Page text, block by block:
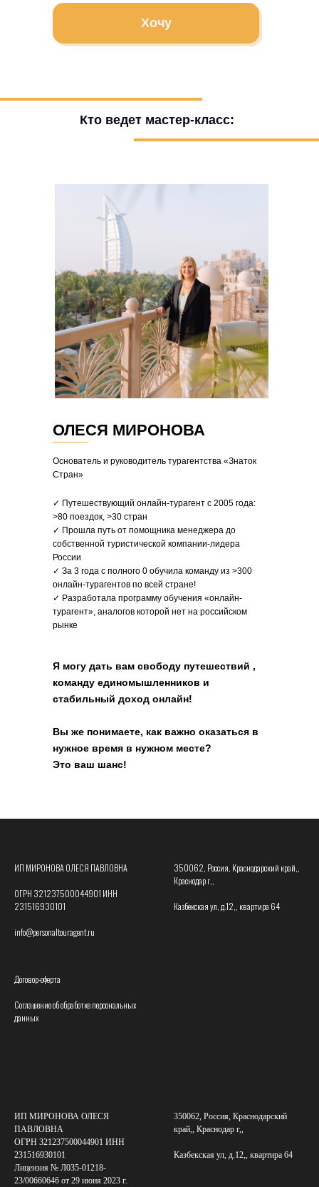
Хочу
Кто ведет мастер-класс:
ОЛЕСЯ МИРОНОВА
✓ Путешествующий онлайн-турагент с 2005 года:
>80 поездок, >30 стран
✓ Прошла путь от помощника менеджера до
собственной туристической компании-лидера
России
✓ За 3 года с полного 0 обучила команду из >300
онлайн-турагентов по всей стране!
✓ Разработала программу обучения «онлайн-
турагент», аналогов которой нет на российском
рынке
Основатель и руководитель турагентства «Знаток
Стран»
Я могу дать вам свободу путешествий ,
команду единомышленников и
стабильный доход онлайн!
Вы же понимаете, как важно оказаться в
нужное время в нужном месте?
Это ваш шанс!
ИП МИРОНОВА ОЛЕСЯ ПАВЛОВНА
ОГРН 321237500044901 ИНН
231516930101
info@personaltouragent.ru
350062, Россия, Краснодарский край,,
Краснодар г,,
Казбекская ул, д.12,, квартира 64
Договор-оферта
Соглашение об обработке персональных
данных
ИП МИРОНОВА ОЛЕСЯ
ПАВЛОВНА
ОГРН 321237500044901 ИНН
231516930101
Лицензия № Л035-01218-
23/00660646 от 29 июня 2023 г.
350062, Россия, Краснодарский
край,, Краснодар г,,
Казбекская ул, д.12,, квартира 64